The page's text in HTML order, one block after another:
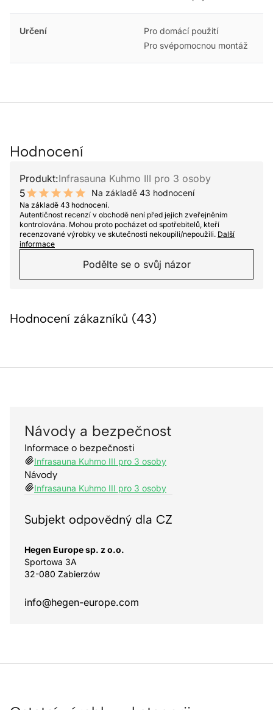
Určení
Pro domácí použití
Pro svépomocnou montáž
Hodnocení
Produkt:Infrasauna Kuhmo III pro 3 osoby
5
10 out of 10 stars
Na základě 43 hodnocení
Na základě 43 hodnocení.
Autentičnost recenzí v obchodě není před jejich zveřejněním
kontrolována. Mohou proto pocházet od spotřebitelů, kteří
recenzované výrobky ve skutečnosti nekoupili/nepoužili. Další
informace
Podělte se o svůj názor
Hodnocení zákazníků (43)
Návody a bezpečnost
Informace o bezpečnosti
Infrasauna Kuhmo III pro 3 osoby
Návody
Infrasauna Kuhmo III pro 3 osoby
Subjekt odpovědný dla CZ
Hegen Europe sp. z o.o.
Sportowa 3A
32-080 Zabierzów
info@hegen-europe.com